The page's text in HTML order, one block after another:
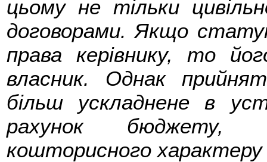
цьому не тільки
договорами. Якщо
права керівнику, то
власник. Однак
більш ускладнене в
рахунок бюджету,
кошторисного характеру